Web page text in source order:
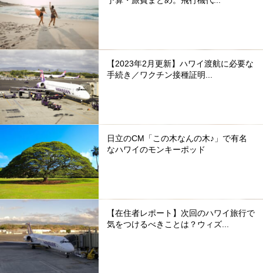
【2023年2月更新】ハワイ渡航に必要な
手続き／ワクチン接種証明...
日立のCM「この木なんの木♪」で有名
なハワイのモンキーポッド
【在住者レポート】次回のハワイ旅行で
気をつけるべきことは？ウィズ...